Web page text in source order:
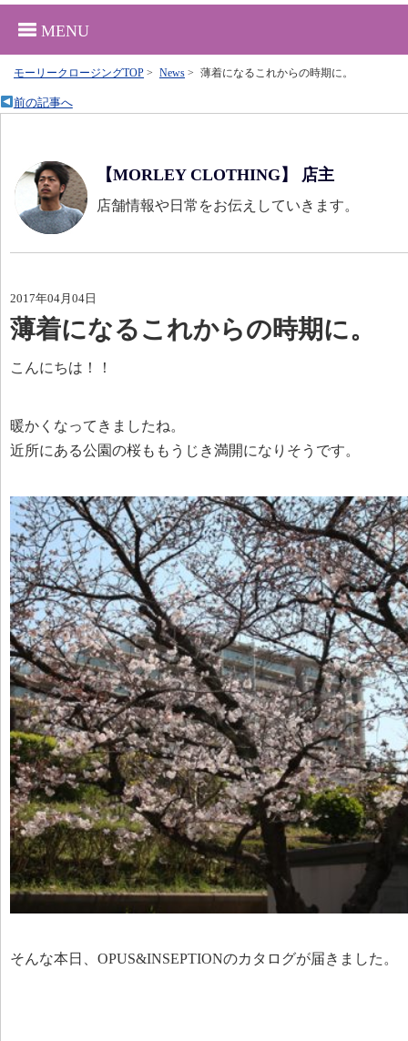
MENU
モーリークロージングTOP > News > 薄着になるこれからの時期に。
前の記事へ
【MORLEY CLOTHING】 店主
店舗情報や日常をお伝えしていきます。
2017年04月04日
薄着になるこれからの時期に。
こんにちは！！
暖かくなってきましたね。
近所にある公園の桜ももうじき満開になりそうです。
そんな本日、OPUS&INSEPTIONのカタログが届きました。